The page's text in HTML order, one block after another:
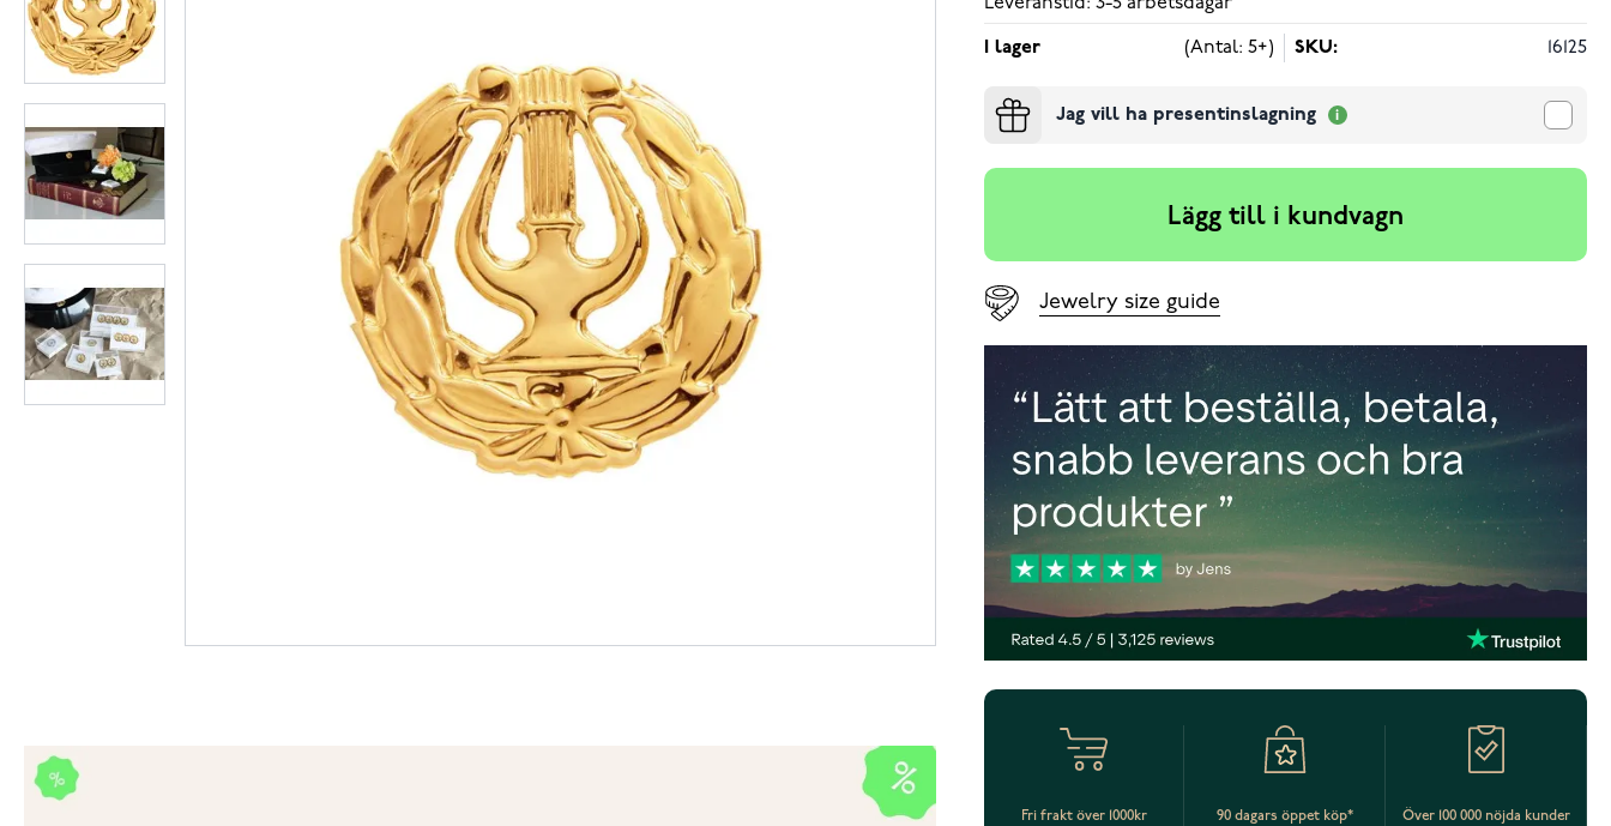
I lager (Antal: 5+) SKU: 16125
Jag vill ha presentinslagning
Lägg till i kundvagn
Jewelry size guide
Fri frakt över 1000kr 90 dagars öppet köp* Över 100 000 nöjda kunder